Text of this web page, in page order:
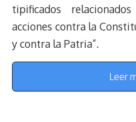
tipificados
acciones contra la
y contra la Patria”.
Leer